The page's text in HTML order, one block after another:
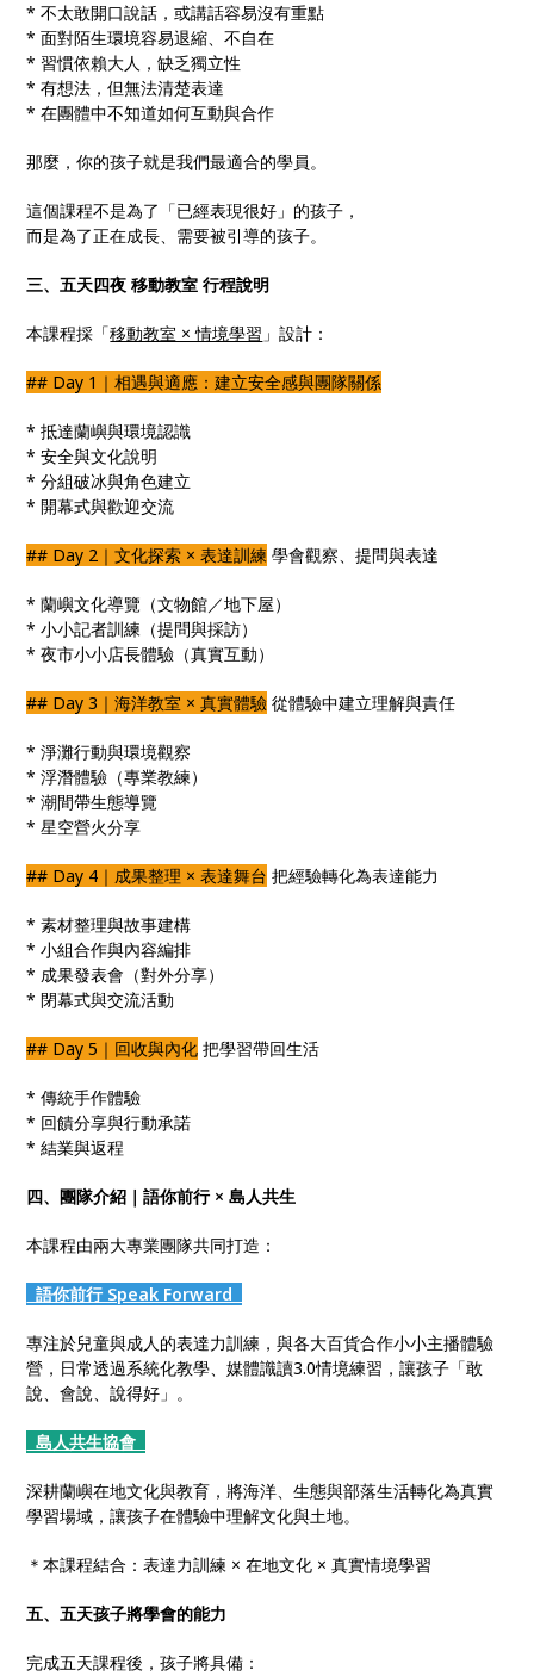
* 不太敢開口說話，或講話容易沒有重點
* 面對陌生環境容易退縮、不自在
* 習慣依賴大人，缺乏獨立性
* 有想法，但無法清楚表達
* 在團體中不知道如何互動與合作
那麼，你的孩子就是我們最適合的學員。
這個課程不是為了「已經表現很好」的孩子，
而是為了正在成長、需要被引導的孩子。
三、五天四夜 移動教室 行程說明
本課程採「移動教室 × 情境學習 」設計：
## Day 1｜相遇與適應：建立安全感與團隊關係
* 抵達蘭嶼與環境認識
* 安全與文化說明
* 分組破冰與角色建立
* 開幕式與歡迎交流
## Day 2｜文化探索 × 表達訓練 學會觀察、提問與表達
* 蘭嶼文化導覽（文物館／地下屋）
* 小小記者訓練（提問與採訪）
* 夜市小小店長體驗（真實互動）
## Day 3｜海洋教室 × 真實體驗 從體驗中建立理解與責任
* 淨灘行動與環境觀察
* 浮潛體驗（專業教練）
* 潮間帶生態導覽
* 星空營火分享
## Day 4｜成果整理 × 表達舞台 把經驗轉化為表達能力
* 素材整理與故事建構
* 小組合作與內容編排
* 成果發表會（對外分享）
* 閉幕式與交流活動
## Day 5｜回收與內化 把學習帶回生活
* 傳統手作體驗
* 回饋分享與行動承諾
* 結業與返程
四、團隊介紹｜語你前行 × 島人共生
本課程由兩大專業團隊共同打造：
語你前行 Speak Forward
專注於兒童與成人的表達力訓練，與各大百貨合作小小主播體驗
營，日常透過系統化教學、媒體識讀3.0情境練習，讓孩子「敢
說、會說、說得好」。
島人共生協會
深耕蘭嶼在地文化與教育，將海洋、生態與部落生活轉化為真實
學習場域，讓孩子在體驗中理解文化與土地。
＊本課程結合：表達力訓練 × 在地文化 × 真實情境學習
五、五天孩子將學會的能力
完成五天課程後，孩子將具備：